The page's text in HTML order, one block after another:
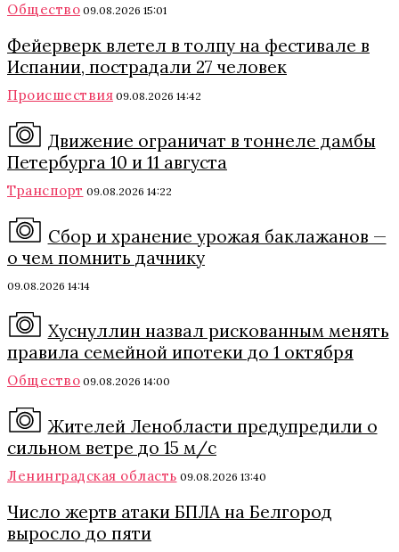
Общество 09.08.2026 15:01
Фейерверк влетел в толпу на фестивале в
Испании, пострадали 27 человек
Происшествия 09.08.2026 14:42
Движение ограничат в тоннеле дамбы
Петербурга 10 и 11 августа
Транспорт 09.08.2026 14:22
Сбор и хранение урожая баклажанов —
о чем помнить дачнику
09.08.2026 14:14
Хуснуллин назвал рискованным менять
правила семейной ипотеки до 1 октября
Общество 09.08.2026 14:00
Жителей Ленобласти предупредили о
сильном ветре до 15 м/с
Ленинградская область 09.08.2026 13:40
Число жертв атаки БПЛА на Белгород
выросло до пяти